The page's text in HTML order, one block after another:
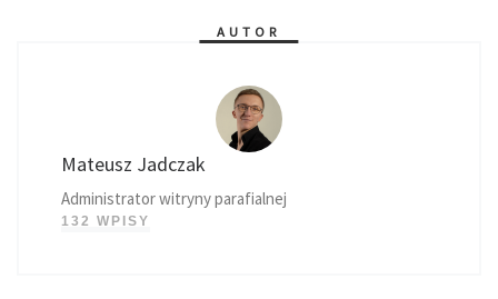
AUTOR
Mateusz Jadczak
Administrator witryny parafialnej
132 WPISY